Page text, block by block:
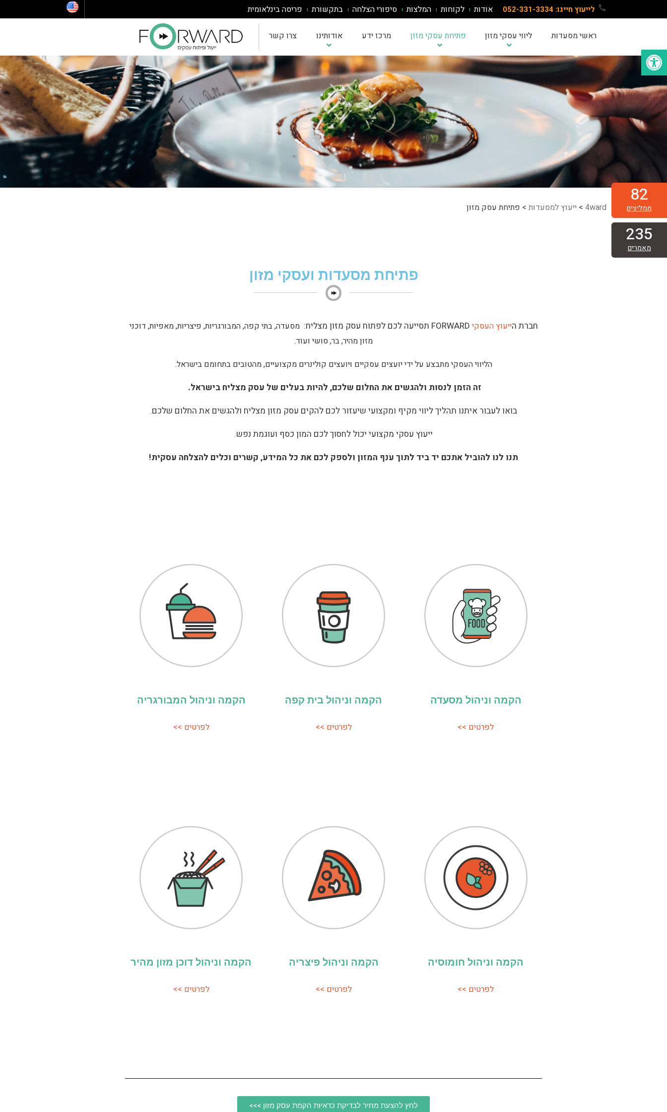
לייעוץ חייגו: 052-331-3334 פריסה בינלאומית בתקשורת סיפורי הצלחה המלצות לקוחות אודות
ראשי מסעדות ליווי עסקי מזון פתיחת עסקי מזון מרכז ידע אודותינו צרו קשר
4ward
> ייעוץ למסעדות > פתיחת עסק מזון
פתיחת מסעדות ועסקי מזון
חברת הייעוץ העסקי
מסעדה, בתי קפה, המבורגריות, פיצריות, מאפיות, דוכני
מזון מהיר, בר, סושי ועוד.
הליווי העסקי מתבצע על ידי יועצים עסקיים ויועצים קולינרים מקצועיים, מהטובים בתחומם בישראל.
זה הזמן לנסות ולהגשים את החלום שלכם, להיות בעלים של עסק מצליח בישראל.
בואו לעבור איתנו תהליך ליווי מקיף ומקצועי שיעזור לכם להקים עסק מזון מצליח ולהגשים את החלום שלכם.
ייעוץ עסקי מקצועי יכול לחסוך לכם המון כסף ועוגמת נפש.
תנו לנו להוביל אתכם יד ביד לתוך ענף המזון ולספק לכם את כל המידע, קשרים וכלים להצלחה עסקית!
הקמה וניהול מסעדה
לפרטים >>
הקמה וניהול בית קפה
לפרטים >>
הקמה וניהול המבורגריה
לפרטים >>
הקמה וניהול חומוסיה
לפרטים >>
הקמה וניהול פיצריה
לפרטים >>
הקמה וניהול דוכן מזון מהיר
לפרטים >>
לחץ להצעת מחיר לבדיקת כדאיות הקמת עסק מזון >>>
82
ממליצים
235
מאמרים
פתח סרגל נגישות